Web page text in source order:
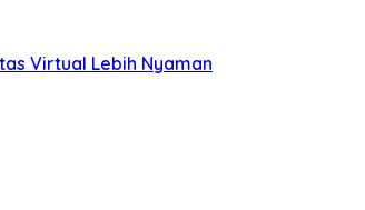
Virtual Lebih Nyaman